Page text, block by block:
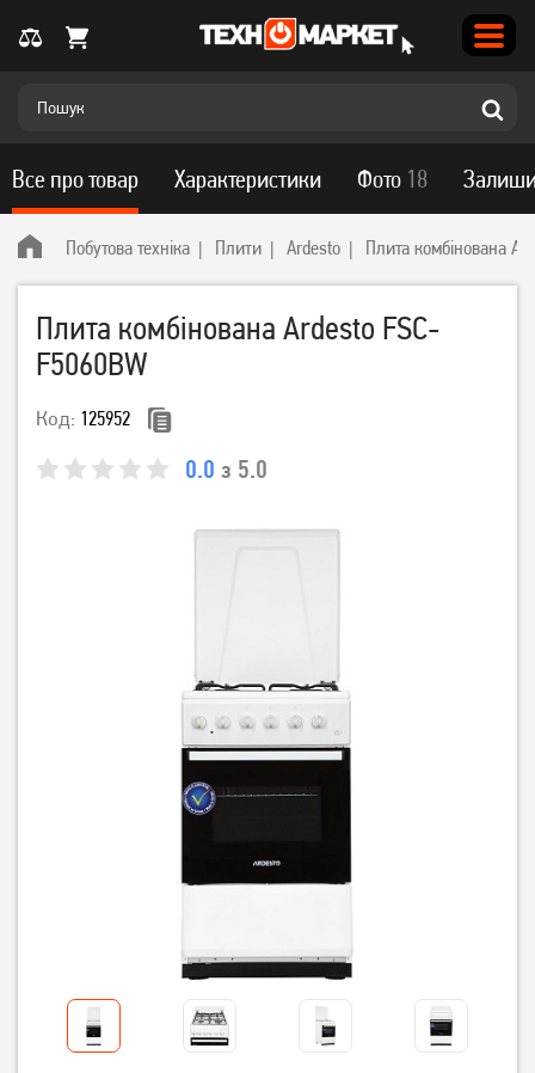
Побутова техніка Плити Ardesto Плита комбінована
Плита комбінована Ardesto FSC-
F5060BW
Код: 125952
0.0 з 5.0
Все про товар Характеристики Фото 18